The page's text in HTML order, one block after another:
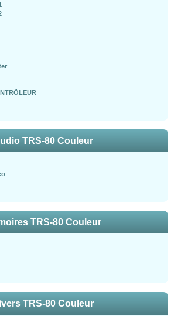
TRS-80 Couleur
TRS-80 Couleur
TRS-80 Couleur